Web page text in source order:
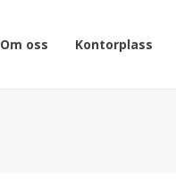
Om oss Kontorplass